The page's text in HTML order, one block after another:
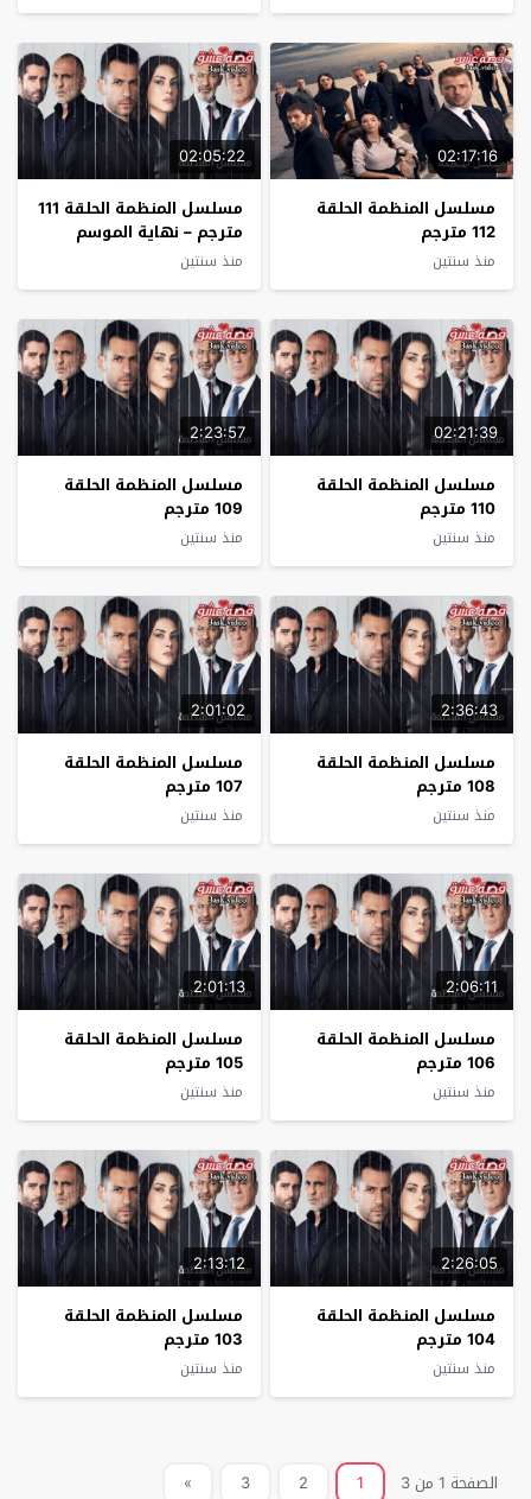
02:17:16
مسلسل المنظمة الحلقة
112 مترجم
منذ سنتين
02:05:22
مسلسل المنظمة الحلقة 111
مترجم – نهاية الموسم
منذ سنتين
02:21:39
مسلسل المنظمة الحلقة
110 مترجم
منذ سنتين
2:23:57
مسلسل المنظمة الحلقة
109 مترجم
منذ سنتين
2:36:43
مسلسل المنظمة الحلقة
108 مترجم
منذ سنتين
2:01:02
مسلسل المنظمة الحلقة
107 مترجم
منذ سنتين
2:06:11
مسلسل المنظمة الحلقة
106 مترجم
منذ سنتين
2:01:13
مسلسل المنظمة الحلقة
105 مترجم
منذ سنتين
2:26:05
مسلسل المنظمة الحلقة
104 مترجم
منذ سنتين
2:13:12
مسلسل المنظمة الحلقة
103 مترجم
منذ سنتين
الصفحة 1 من 3 1
2
3
»